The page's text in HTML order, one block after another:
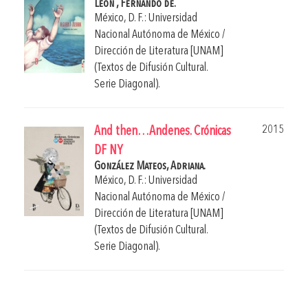
León , Fernando de.
México, D. F.: Universidad
Nacional Autónoma de México /
Dirección de Literatura [UNAM]
(Textos de Difusión Cultural.
Serie Diagonal).
And then…Andenes. Crónicas
DF NY
2015
González Mateos, Adriana.
México, D. F.: Universidad
Nacional Autónoma de México /
Dirección de Literatura [UNAM]
(Textos de Difusión Cultural.
Serie Diagonal).